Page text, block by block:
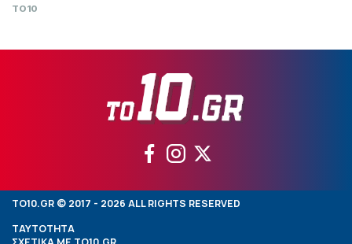
TO10
TO10.GR © 2017 - 2026 ALL RIGHTS RESERVED
ΤΑΥΤΟΤΗΤΑ